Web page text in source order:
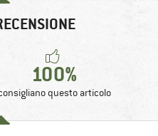
100%
questo articolo